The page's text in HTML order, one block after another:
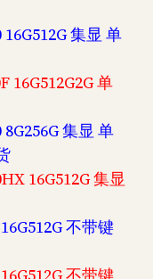
集显 单
16G512G2G 单
集显 单
16G512G 集显
不带键